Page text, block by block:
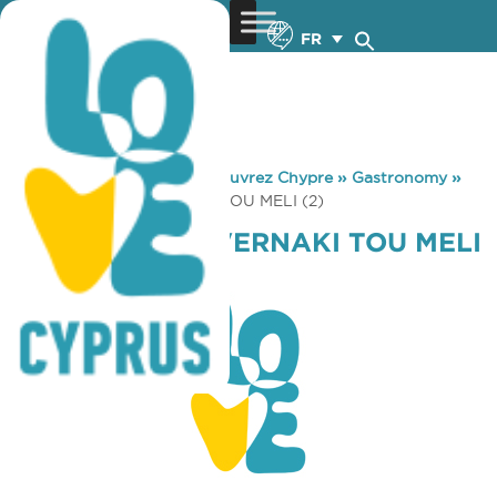
FR
You are here: Home »Découvrez Chypre» Gastronomy»
PSIPOPOLIO TAVERNAKI TOU MELI (2)
PSIPOPOLIO TAVERNAKI TOU MELI